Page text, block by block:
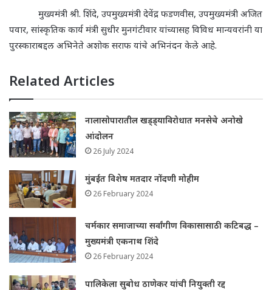
मुख्यमंत्री श्री. शिंदे, उपमुख्यमंत्री देवेंद्र फडणवीस, उपमुख्यमंत्री अजित
पवार, सांस्कृतिक कार्य मंत्री सुधीर मुनगंटीवार यांच्यासह विविध मान्यवरांनी या
पुरस्काराबद्दल अभिनेते अशोक सराफ यांचे अभिनंदन केले आहे.
Related Articles
नालासोपारातील खड्ड्याविरोधात मनसेचे अनोखे
आंदोलन
26 July 2024
मुंबईत विशेष मतदार नोंदणी मोहीम
26 February 2024
चर्मकार समाजाच्या सर्वांगीण विकासासाठी कटिबद्ध –
मुख्यमंत्री एकनाथ शिंदे
26 February 2024
पालिकेला सुबोध ठाणेकर यांची नियुक्ती रद्द